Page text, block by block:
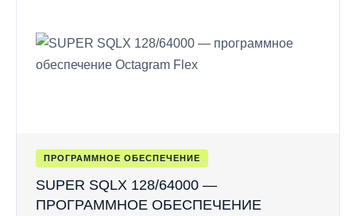
ПРОГРАММНОЕ ОБЕСПЕЧЕНИЕ
SUPER SQLX 128/64000 —
ПРОГРАММНОЕ ОБЕСПЕЧЕНИЕ